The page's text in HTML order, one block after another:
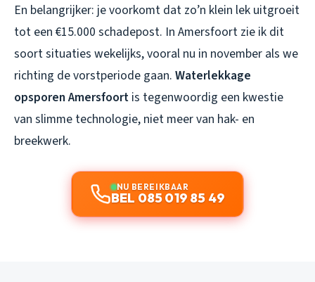
En belangrijker: je voorkomt dat zo’n klein lek uitgroeit
tot een €15.000 schadepost. In Amersfoort zie ik dit
soort situaties wekelijks, vooral nu in november als we
richting de vorstperiode gaan. Waterlekkage
opsporen Amersfoort is tegenwoordig een kwestie
van slimme technologie, niet meer van hak- en
breekwerk.
NU BEREIKBAAR
BEL 085 019 85 49